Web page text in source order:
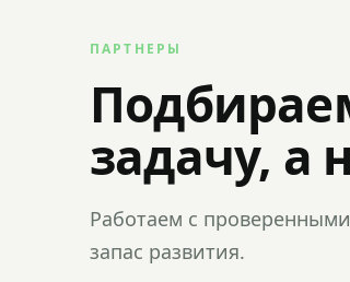
ПАРТНЕРЫ
задачу, а
Работаем с
запас развития.